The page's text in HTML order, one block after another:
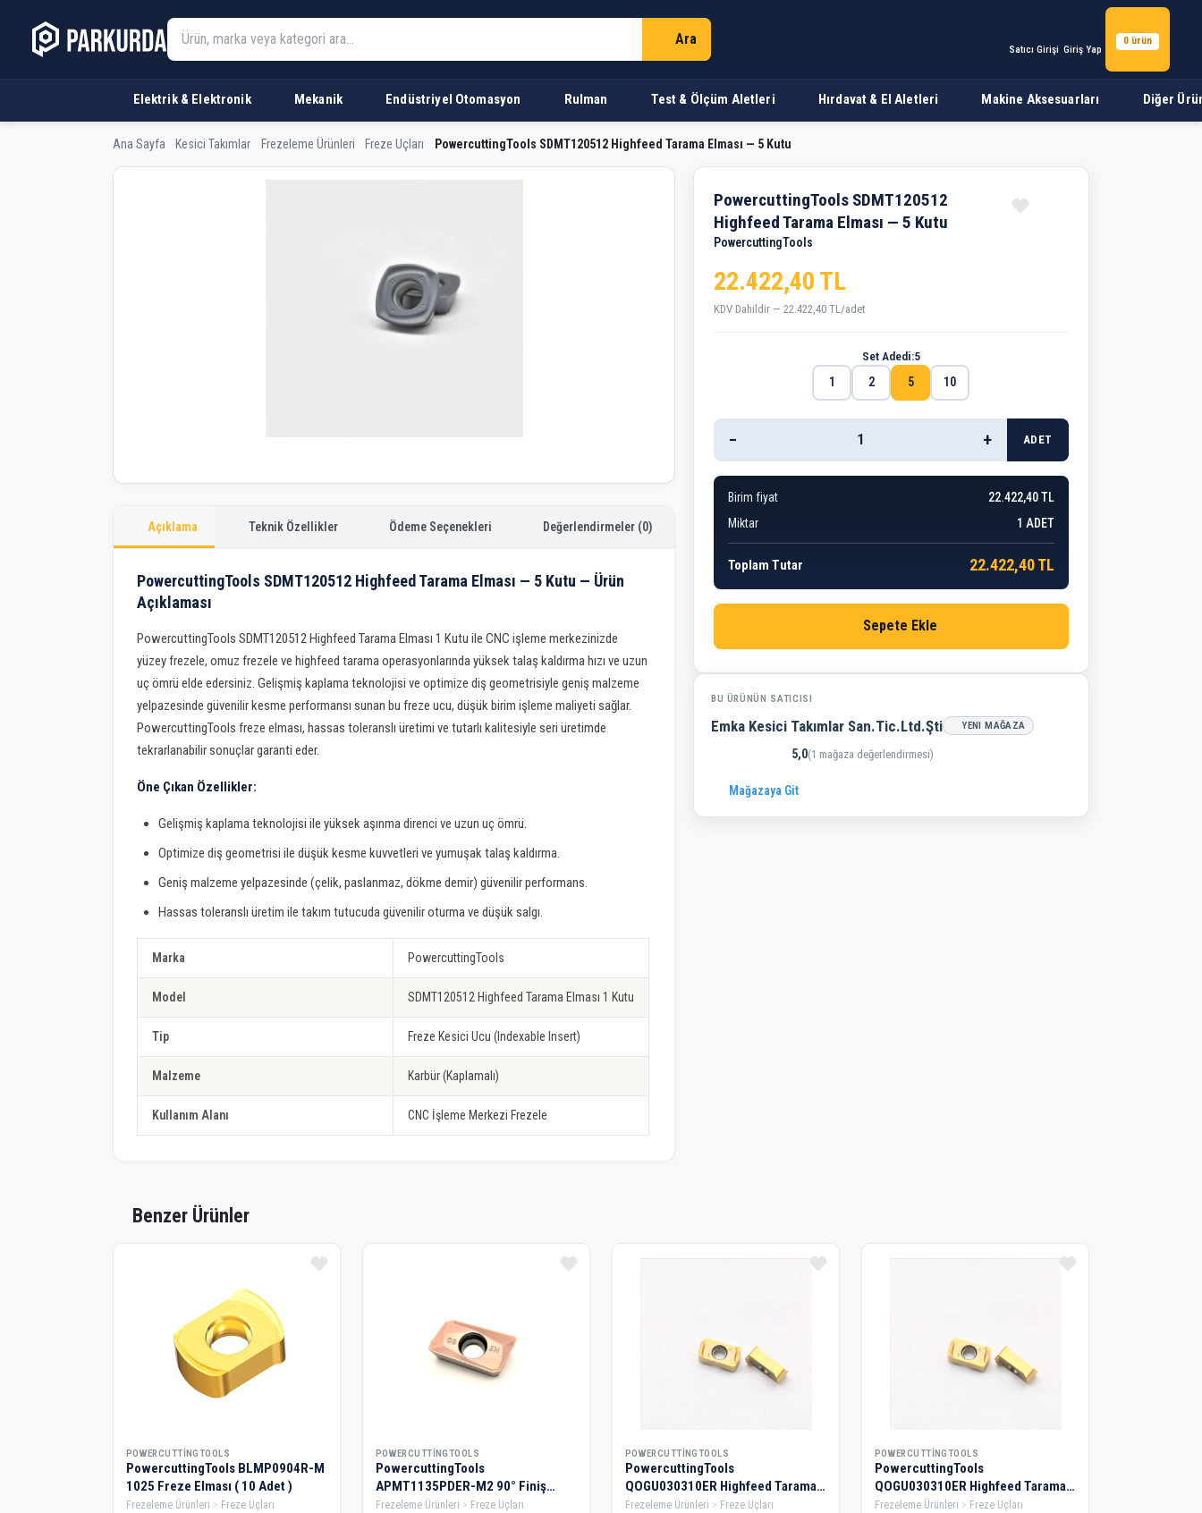
Ara
Satıcı Girişi Giriş Yap
0 ürün
Elektrik & Elektronik Mekanik Endüstriyel Otomasyon Rulman Test & Ölçüm Aletleri Hırdavat & El Aletleri Makine Aksesuarları Diğer
Ana Sayfa Kesici Takımlar Frezeleme Ürünleri Freze Uçları PowercuttingTools SDMT120512 Highfeed Tarama Elması — 5 Kutu
PowercuttingTools SDMT120512 Highfeed Tarama Elması — 5 Kutu
Açıklama Teknik Özellikler Ödeme Seçenekleri Değerlendirmeler (0)
PowercuttingTools SDMT120512 Highfeed Tarama Elması — 5 Kutu — Ürün
Açıklaması
PowercuttingTools SDMT120512 Highfeed Tarama Elması 1 Kutu ile CNC işleme merkezinizde
yüzey frezele, omuz frezele ve highfeed tarama operasyonlarında yüksek talaş kaldırma hızı ve uzun
uç ömrü elde edersiniz. Gelişmiş kaplama teknolojisi ve optimize diş geometrisiyle geniş malzeme
yelpazesinde güvenilir kesme performansı sunan bu freze ucu, düşük birim işleme maliyeti sağlar.
PowercuttingTools freze elması, hassas toleranslı üretimi ve tutarlı kalitesiyle seri üretimde
tekrarlanabilir sonuçlar garanti eder.
Öne Çıkan Özellikler:
Gelişmiş kaplama teknolojisi ile yüksek aşınma direnci ve uzun uç ömrü.
Optimize diş geometrisi ile düşük kesme kuvvetleri ve yumuşak talaş kaldırma.
Geniş malzeme yelpazesinde (çelik, paslanmaz, dökme demir) güvenilir performans.
Hassas toleranslı üretim ile takım tutucuda güvenilir oturma ve düşük salgı.
Marka PowercuttingTools
Model SDMT120512 Highfeed Tarama Elması 1 Kutu
Tip Freze Kesici Ucu (Indexable Insert)
Malzeme Karbür (Kaplamalı)
Kullanım Alanı CNC İşleme Merkezi Frezele
PowercuttingTools SDMT120512
Highfeed Tarama Elması — 5 Kutu
PowercuttingTools
22.422,40 TL
KDV Dahildir — 22.422,40 TL/adet
Set Adedi:5
1
2 5 10
− + ADET
Birim fiyat
22.422,40 TL
Miktar
1 ADET
Toplam Tutar 22.422,40 TL
Sepete Ekle
BU ÜRÜNÜN SATICISI
Emka Kesici Takımlar San.Tic.Ltd.Şti YENI MAĞAZA
5,0(1 mağaza değerlendirmesi)
Mağazaya Git
Benzer Ürünler
POWERCUTTINGTOOLS
PowercuttingTools BLMP0904R-M
1025 Freze Elması ( 10 Adet )
Frezeleme Ürünleri Freze Uçları
POWERCUTTINGTOOLS
PowercuttingTools
APMT1135PDER-M2 90° Finiş
Elması ( 10 Adet )
Frezeleme Ürünleri Freze Uçları
POWERCUTTINGTOOLS
PowercuttingTools
QOGU030310ER Highfeed Tarama
Elması — 1 Kutu
Frezeleme Ürünleri Freze Uçları
POWERCUTTINGTOOLS
PowercuttingTools
QOGU030310ER Highfeed Tarama
Elması — 2 Kutu
Frezeleme Ürünleri Freze Uçları